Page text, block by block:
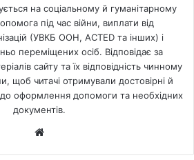
на соціальному й гуманітарному
під час війни, виплати від
(УВКБ ООН, ACTED та інших) і
переміщених осіб. Відповідає за
сайту та їх відповідність чинному
щоб читачі отримували достовірні й
оформлення допомоги та необхідних
документів.